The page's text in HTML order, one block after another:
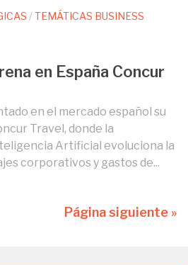
/TEMÁTICAS BUSINESS
en España Concur
en el mercado español su
Travel, donde la
Artificial evoluciona la
corporativos y gastos de...
Página siguiente »